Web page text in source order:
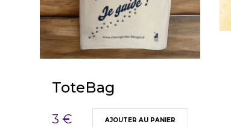
ToteBag
AJOUTER AU PANIER
3 €